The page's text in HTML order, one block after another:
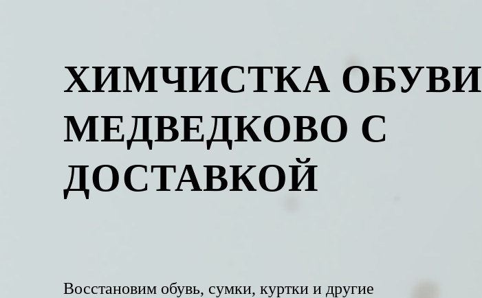
ХИМЧИСТКА ОБУВИ
МЕДВЕДКОВО С
ДОСТАВКОЙ
Восстановим обувь, сумки, куртки и другие